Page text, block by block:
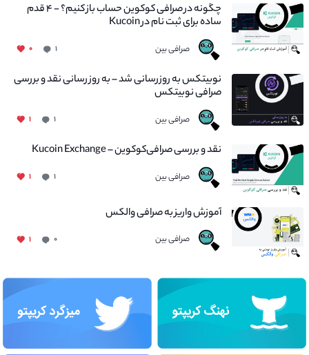
چگونه در صرافی کوکوین حساب باز کنیم؟ - ۴ قدم
ساده برای ثبت نام در Kucoin
صرافی بین ۱ ۰
نوبیتکس به روزرسانی شد – به روز رسانی نقد و بررسی
صرافی نوبیتکس
صرافی بین ۱ ۱
نقد و بررسی صرافی‌کوکوین – Kucoin Exchange
صرافی بین ۱ ۱
آموزش واریز به صرافی والکس
صرافی بین ۰ ۱